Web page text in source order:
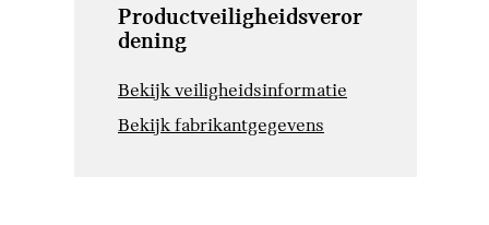
Productveiligheidsveror
dening
Bekijk veiligheidsinformatie
Bekijk fabrikantgegevens